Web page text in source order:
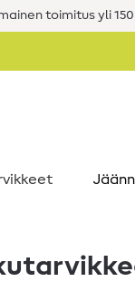
toimitus yli